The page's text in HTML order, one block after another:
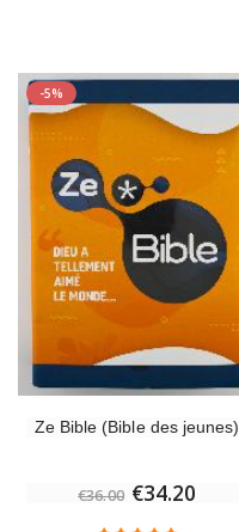
-5%
Ze Bible (Bible des jeunes)
€36.00 €34.20